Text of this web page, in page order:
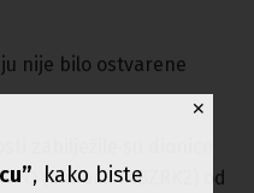
nije bilo ostvarene
zabilježile su dionice
(simbol: IKBZRK2) od
✕
, kako biste